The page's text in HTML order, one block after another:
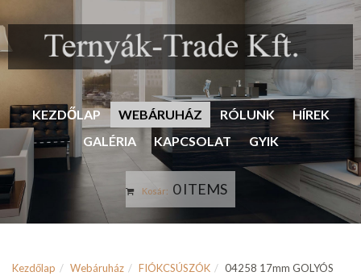
KEZDŐLAP WEBÁRUHÁZ RÓLUNK
HÍREK
GALÉRIA
KAPCSOLAT GYIK
Kosár: 0 ITEMS
Kezdőlap Webáruház FIÓKCSÚSZÓK 04258 17mm GOLYÓS